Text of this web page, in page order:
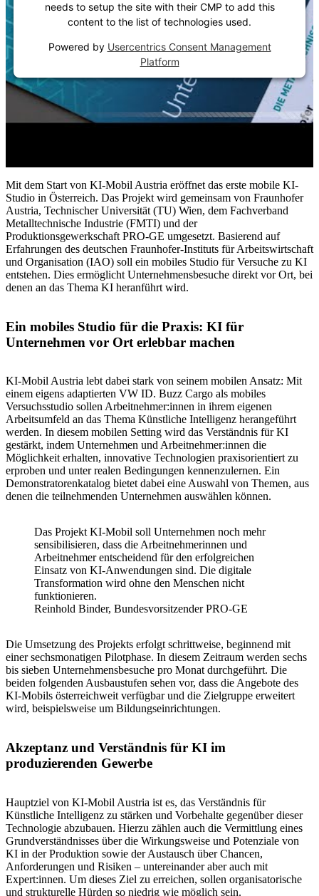
needs to setup the site with their CMP to add this
content to the list of technologies used.
Powered by Usercentrics Consent Management
Platform
Mit dem Start von KI-Mobil Austria eröffnet das erste mobile KI-
Studio in Österreich. Das Projekt wird gemeinsam von Fraunhofer
Austria, Technischer Universität (TU) Wien, dem Fachverband
Metalltechnische Industrie (FMTI) und der
Produktionsgewerkschaft PRO-GE umgesetzt. Basierend auf
Erfahrungen des deutschen Fraunhofer-Instituts für Arbeitswirtschaft
und Organisation (IAO) soll ein mobiles Studio für Versuche zu KI
entstehen. Dies ermöglicht Unternehmensbesuche direkt vor Ort, bei
denen an das Thema KI heranführt wird.
Ein mobiles Studio für die Praxis: KI für
Unternehmen vor Ort erlebbar machen
KI-Mobil Austria lebt dabei stark von seinem mobilen Ansatz: Mit
einem eigens adaptierten VW ID. Buzz Cargo als mobiles
Versuchsstudio sollen Arbeitnehmer:innen in ihrem eigenen
Arbeitsumfeld an das Thema Künstliche Intelligenz herangeführt
werden. In diesem mobilen Setting wird das Verständnis für KI
gestärkt, indem Unternehmen und Arbeitnehmer:innen die
Möglichkeit erhalten, innovative Technologien praxisorientiert zu
erproben und unter realen Bedingungen kennenzulernen. Ein
Demonstratorenkatalog bietet dabei eine Auswahl von Themen, aus
denen die teilnehmenden Unternehmen auswählen können.
Das Projekt KI-Mobil soll Unternehmen noch mehr
sensibilisieren, dass die Arbeitnehmerinnen und
Arbeitnehmer entscheidend für den erfolgreichen
Einsatz von KI-Anwendungen sind. Die digitale
Transformation wird ohne den Menschen nicht
funktionieren.
Reinhold Binder, Bundesvorsitzender PRO-GE
Die Umsetzung des Projekts erfolgt schrittweise, beginnend mit
einer sechsmonatigen Pilotphase. In diesem Zeitraum werden sechs
bis sieben Unternehmensbesuche pro Monat durchgeführt. Die
beiden folgenden Ausbaustufen sehen vor, dass die Angebote des
KI-Mobils österreichweit verfügbar und die Zielgruppe erweitert
wird, beispielsweise um Bildungseinrichtungen.
Akzeptanz und Verständnis für KI im
produzierenden Gewerbe
Hauptziel von KI-Mobil Austria ist es, das Verständnis für
Künstliche Intelligenz zu stärken und Vorbehalte gegenüber dieser
Technologie abzubauen. Hierzu zählen auch die Vermittlung eines
Grundverständnisses über die Wirkungsweise und Potenziale von
KI in der Produktion sowie der Austausch über Chancen,
Anforderungen und Risiken – untereinander aber auch mit
Expert:innen. Um dieses Ziel zu erreichen, sollen organisatorische
und strukturelle Hürden so niedrig wie möglich sein.